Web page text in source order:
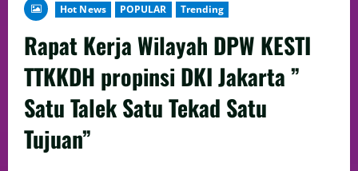
Hot News POPULAR Trending
Rapat Kerja Wilayah DPW KESTI
TTKKDH propinsi DKI Jakarta ”
Satu Talek Satu Tekad Satu
Tujuan”